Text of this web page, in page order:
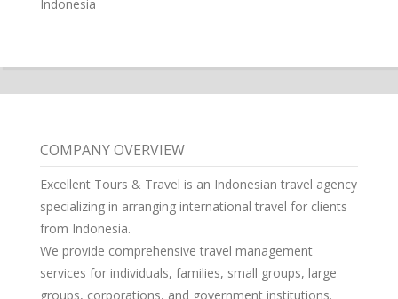
Indonesia
COMPANY OVERVIEW
Excellent Tours & Travel is an Indonesian travel agency
specializing in arranging international travel for clients
from Indonesia.
We provide comprehensive travel management
services for individuals, families, small groups, large
groups, corporations, and government institutions.